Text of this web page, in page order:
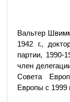
Вальтер
1942 г.,
партии, 1990-
член
Совета
Европы с 1999